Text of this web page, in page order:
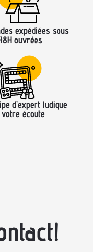
expédiées sous
ouvrées
d’expert ludique
écoute